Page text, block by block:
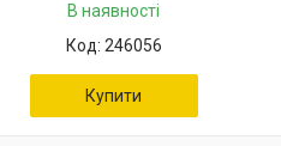
В наявності
246056
Купити